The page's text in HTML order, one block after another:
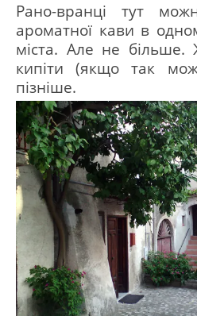
Рано-вранці тут
ароматної кави в
міста. Але не більше.
кипіти (якщо так
пізніше.